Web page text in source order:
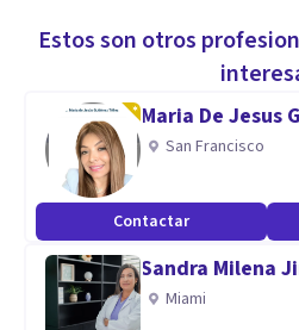
trabajarlas, es parte de este
Especialidad
Actualmente formo parte del
en Medicina del Estrés, también
especializando en
Estos son otros
Maria De Jesus
San Francisco
Contactar
Sandra Milena
Miami